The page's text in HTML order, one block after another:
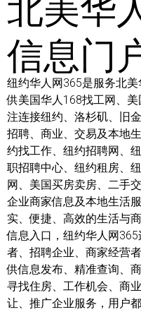
信息门
纽约华人网365是服务北
供美国华人168找工网、
注连接纽约、洛杉矶、旧
招聘、商业、交易及本地
约找工作、纽约招聘网、
职招聘中心、纽约租房、
网、美国买房卖房、二手
企业商家信息及本地生活
实、便捷、高效的生活与
信息入口，纽约华人网
者、招聘企业、商家经营
供信息发布、精准查询、
寻找住房、工作机会、商
让、推广企业服务，用户